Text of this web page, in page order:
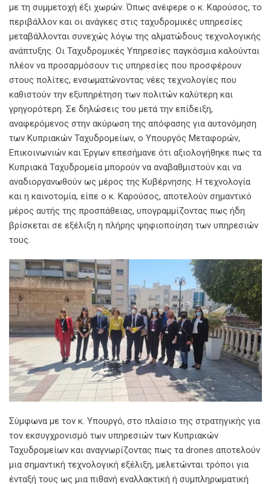
με τη συμμετοχή έξι χωρών. Όπως ανέφερε ο κ. Καρούσος, το
περιβάλλον και οι ανάγκες στις ταχυδρομικές υπηρεσίες
μεταβάλλονται συνεχώς λόγω της αλματώδους τεχνολογικής
ανάπτυξης. Οι Ταχυδρομικές Υπηρεσίες παγκόσμια καλούνται
πλέον να προσαρμόσουν τις υπηρεσίες που προσφέρουν
στους πολίτες, ενσωματώνοντας νέες τεχνολογίες που
καθιστούν την εξυπηρέτηση των πολιτών καλύτερη και
γρηγορότερη. Σε δηλώσεις του μετά την επίδειξη,
αναφερόμενος στην ακύρωση της απόφασης για αυτονόμηση
των Κυπριακών Ταχυδρομείων, ο Υπουργός Μεταφορών,
Επικοινωνιών και Έργων επεσήμανε ότι αξιολογήθηκε πως τα
Κυπριακά Ταχυδρομεία μπορούν να αναβαθμιστούν και να
αναδιοργανωθούν ως μέρος της Κυβέρνησης. Η τεχνολογία
και η καινοτομία, είπε ο κ. Καρούσος, αποτελούν σημαντικό
μέρος αυτής της προσπάθειας, υπογραμμίζοντας πως ήδη
βρίσκεται σε εξέλιξη η πλήρης ψηφιοποίηση των υπηρεσιών
τους.
Σύμφωνα με τον κ. Υπουργό, στο πλαίσιο της στρατηγικής για
τον εκσυγχρονισμό των υπηρεσιών των Κυπριακών
Ταχυδρομείων και αναγνωρίζοντας πως τα drones αποτελούν
μια σημαντική τεχνολογική εξέλιξη, μελετώνται τρόποι για
ένταξή τους ως μια πιθανή εναλλακτική ή συμπληρωματική